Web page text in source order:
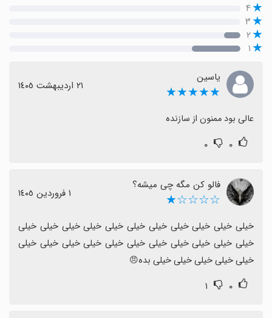
۴
۳
۲
۱
یاسین
★★★★★ ٢١ اردیبهشت ١٤٠٥
عالی بود ممنون از سازنده
۰ ۰
فالو کن مگه چی میشه؟
☆☆☆☆★ ١ فروردین ١٤٠٥
خیلی خیلی خیلی خیلی خیلی بده😠
۰ ۱